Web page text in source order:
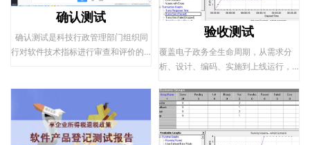
确认测试
行对软件技术指标进行审查和评价的
税，科技等国家优惠政策。
验收测试
覆盖电子政务全生命周期，从需求分
析、设计、编码、实施到上线运行，
务。基于多年电子政务评测经验，提
倡从电子政务系统需求分析阶段，即
引入第三方评测，提供文档审查，加
系统测试，加验收测试的服务模式。